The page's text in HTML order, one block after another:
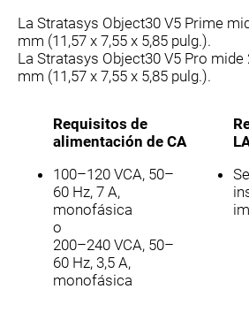
La Stratasys Object30 V5 Prime
mm (11,57 x 7,55 x 5,85 pulg.).
La Stratasys Object30 V5 Pro mide
mm (11,57 x 7,55 x 5,85 pulg.).
Requisitos de
alimentación de CA
100–120 VCA, 50–
60 Hz, 7 A,
monofásica
o
200–240 VCA, 50–
60 Hz, 3,5 A,
monofásica